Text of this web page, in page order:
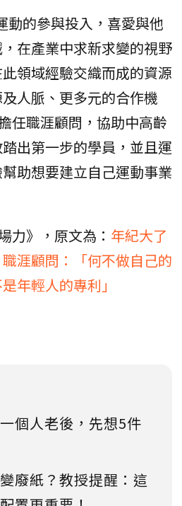
動的參與投入，喜愛與他
在產業中求新求變的視野
領域經驗交織而成的資源
人脈、更多元的合作機
任職涯顧問，協助中高齡
出第一步的學員，並且運
助想要建立自己運動事業
力》，原文為： 年紀大了
涯顧問：「何不做自己的
年輕人的專利」
個人老後，先想5件
廢紙？教授提醒：這